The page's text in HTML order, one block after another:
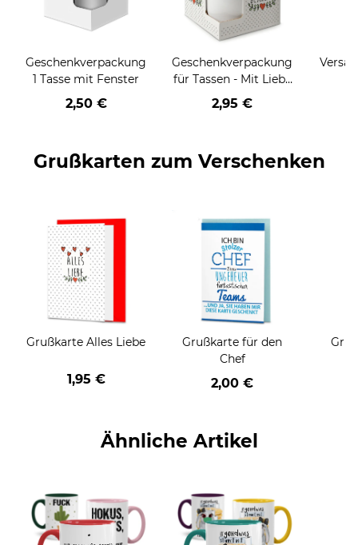
Geschenkverpackung
1 Tasse mit Fenster
2,50 €
Geschenkverpackung
für Tassen - Mit Liebe
geschenkt
2,95 €
Grußkarten zum Verschenken
Grußkarte Alles Liebe
1,95 €
Grußkarte für den
Chef
2,00 €
Ähnliche Artikel